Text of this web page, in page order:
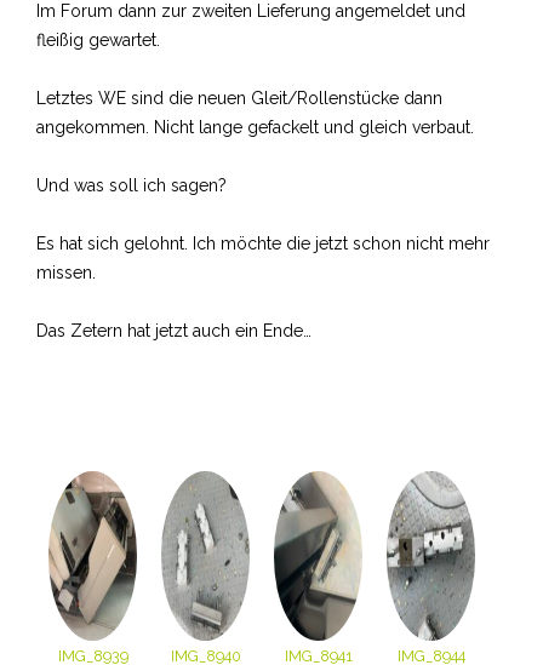
Im Forum dann zur zweiten Lieferung angemeldet und
fleißig gewartet.
Letztes WE sind die neuen Gleit/Rollenstücke dann
angekommen. Nicht lange gefackelt und gleich verbaut.
Und was soll ich sagen?
Es hat sich gelohnt. Ich möchte die jetzt schon nicht mehr
missen.
Das Zetern hat jetzt auch ein Ende…
IMG_8939 IMG_8940 IMG_8941 IMG_8944